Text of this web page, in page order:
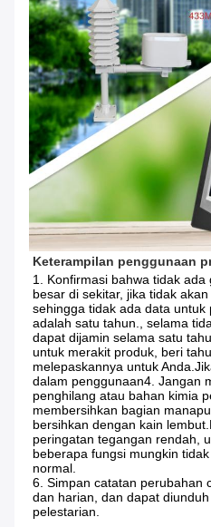
Keterampilan penggunaan
1. Konfirmasi bahwa tidak
besar di sekitar, jika tidak
sehingga tidak ada data
adalah satu tahun., selama
dapat dijamin selama satu
untuk merakit produk, beri
melepaskannya untuk
dalam penggunaan4. Jangan
penghilang atau bahan kimia
membersihkan bagian
bersihkan dengan kain
peringatan tegangan rendah,
beberapa fungsi mungkin
normal.
6. Simpan catatan perubahan
dan harian, dan dapat
pelestarian.